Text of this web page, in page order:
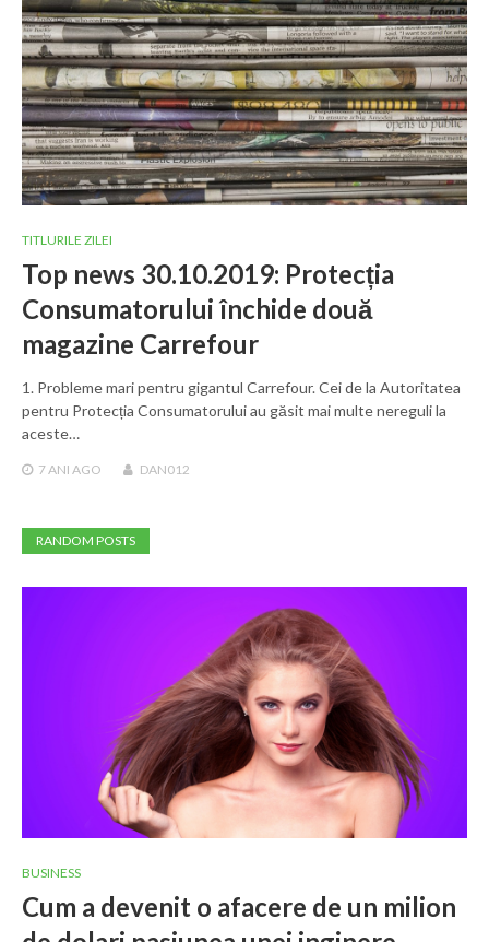
TITLURILE ZILEI
Top news 30.10.2019: Protecția
Consumatorului închide două
magazine Carrefour
1. Probleme mari pentru gigantul Carrefour. Cei de la Autoritatea
pentru Protecția Consumatorului au găsit mai multe nereguli la
aceste…
7 ANI AGO DAN012
RANDOM POSTS
BUSINESS
Cum a devenit o afacere de un milion